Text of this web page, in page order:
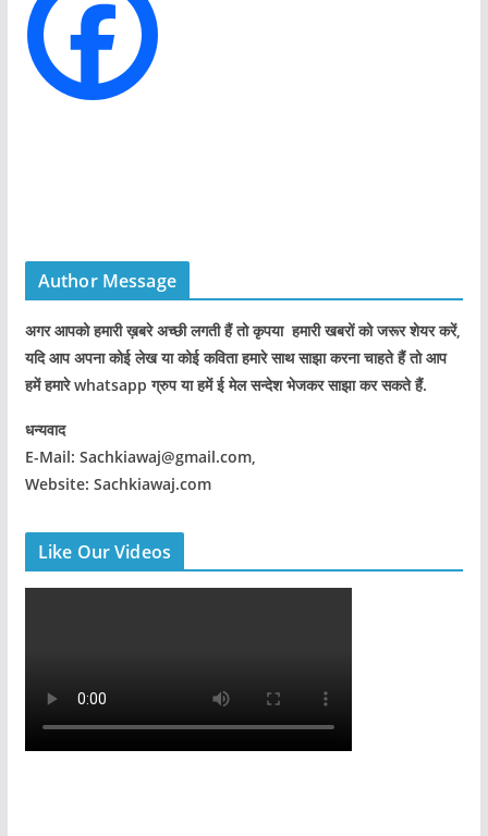
e
s
Author Message
अगर आपको हमारी ख़बरे अच्छी लगती हैं तो कृपया हमारी खबरों को जरूर शेयर करें,
यदि आप अपना कोई लेख या कोई कविता हमारे साथ साझा करना चाहते हैं तो आप
हमें हमारे whatsapp ग्रुप या हमें ई मेल सन्देश भेजकर साझा कर सकते हैं.
धन्यवाद
E-Mail: Sachkiawaj@gmail.com,
Website: Sachkiawaj.com
Like Our Videos